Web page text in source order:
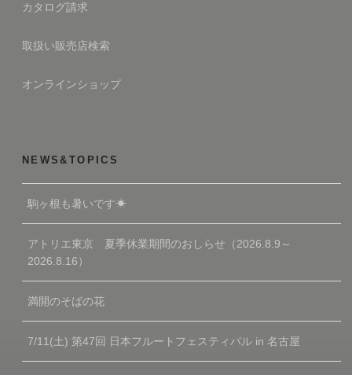
カタログ請求
取扱い販売店検索
オンラインショップ
NEWS&TOPICS
駒ヶ根も暑いです☀
アトリエ東京 夏季休業期間のおしらせ（2026.8.9～
2026.8.16）
満開のそばの花
7/11(土) 第47回 日本フルートフェスティバル in 名古屋